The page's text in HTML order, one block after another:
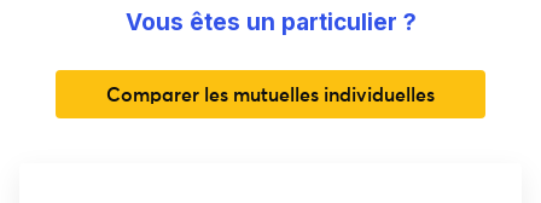
Vous êtes un particulier ?
Comparer les mutuelles individuelles